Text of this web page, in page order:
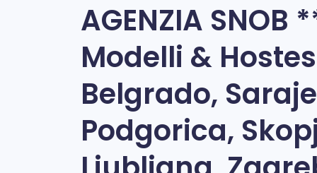
AGENZIA SNOB
Modelli &
Belgrado,
Podgorica,